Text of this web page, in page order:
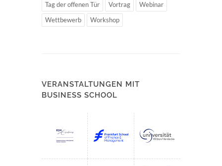
Tag der offenen Tür
Vortrag
Webinar
Wettbewerb
Workshop
VERANSTALTUNGEN MIT
BUSINESS SCHOOL